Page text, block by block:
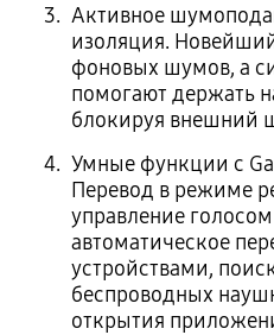
Активное
изоляция.
фоновых шумов, а
помогают держать
блокируя внешний
Умные функции с
Перевод в режиме
управление
автоматическое
устройствами,
беспроводных
открытия